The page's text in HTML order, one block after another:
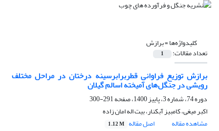
کلیدواژه‌ها =برازش
تعداد مقالات: 1
برازش توزیع فراوانی قطربرابرسینه درختان در مراحل مختلف
رویشی در جنگل‌های آمیخته اسالم گیلان
دوره 74، شماره 3، پاییز 1400، صفحه
291-300
اکبر میغی، کامبیز آبکنار، بیت اله امان زاده
مشاهده مقاله
اصل مقاله 1.12 M